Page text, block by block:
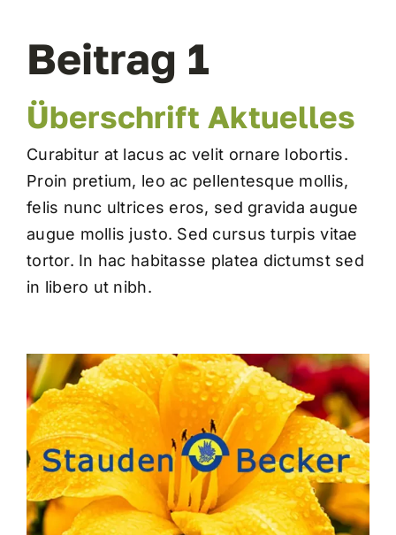
Beetplaner
Shop für Geschäftskunden
Beitrag 1
Überschrift Aktuelles
Curabitur at lacus ac velit ornare lobortis.
Proin pretium, leo ac pellentesque mollis,
felis nunc ultrices eros, sed gravida augue
augue mollis justo. Sed cursus turpis vitae
tortor. In hac habitasse platea dictumst sed
in libero ut nibh.